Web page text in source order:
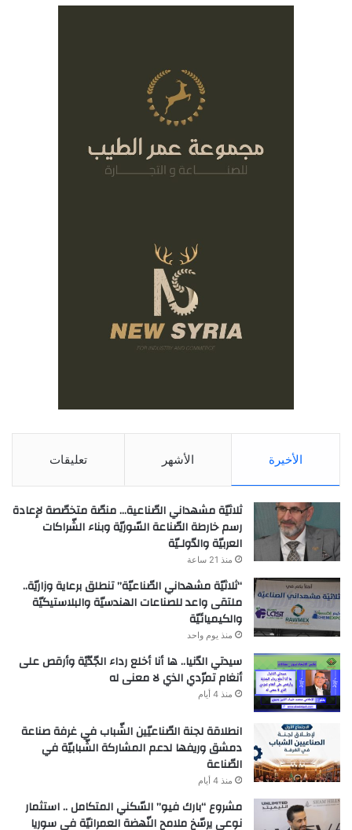
الأخيرة الأشهر تعليقات
ثلاثيّة مشهداني الصّناعية… منصّة متخصّصة لإعادة
رسم خارطة الصّناعة السّوريّة وبناء الشّراكات
العربيّة والدّولـيّة
منذ 21 ساعة
“ثلاثيّة مشهداني الصّناعيّة” تنطلق برعاية وزاريّة..
ملتقى واعد للصناعات الهندسيّة والبلاستيكيّة
والكيميائيّة
منذ يوم واحد
سيدتي الدّنيا.. ها أنا أخلع رداء الجّدّيّة وأرقص على
أنغام تمرّدي الذي لا معنى له
منذ 4 أيام
انطلاقة لجنة الصّناعيّين الشّباب في غرفة صناعة
دمشق وريفها لدعم المشاركة الشّبابيّة في
الصّناعة
منذ 4 أيام
مشروع “بارك فيو” السّكني المتكامل .. استثمار
نوعي يرسّخ ملامح النّهضة العمرانيّة في سوريا